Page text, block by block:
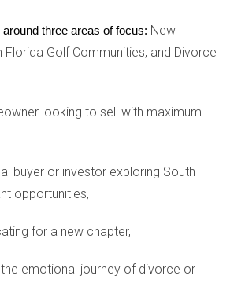
de agua de lluvia, son cada
Estas características no solo
ambiente, sino que también
significativos en las facturas
para los propietarios de
de paisajismo sostenible,
a la sequía y sistemas de
conservar el agua y reducir los
puede influir en su
three areas of focus: New
Florida Golf Communities, and Divorce
looking to sell with maximum
buyer or investor exploring South
opportunities,
for a new chapter,
the emotional journey of divorce or